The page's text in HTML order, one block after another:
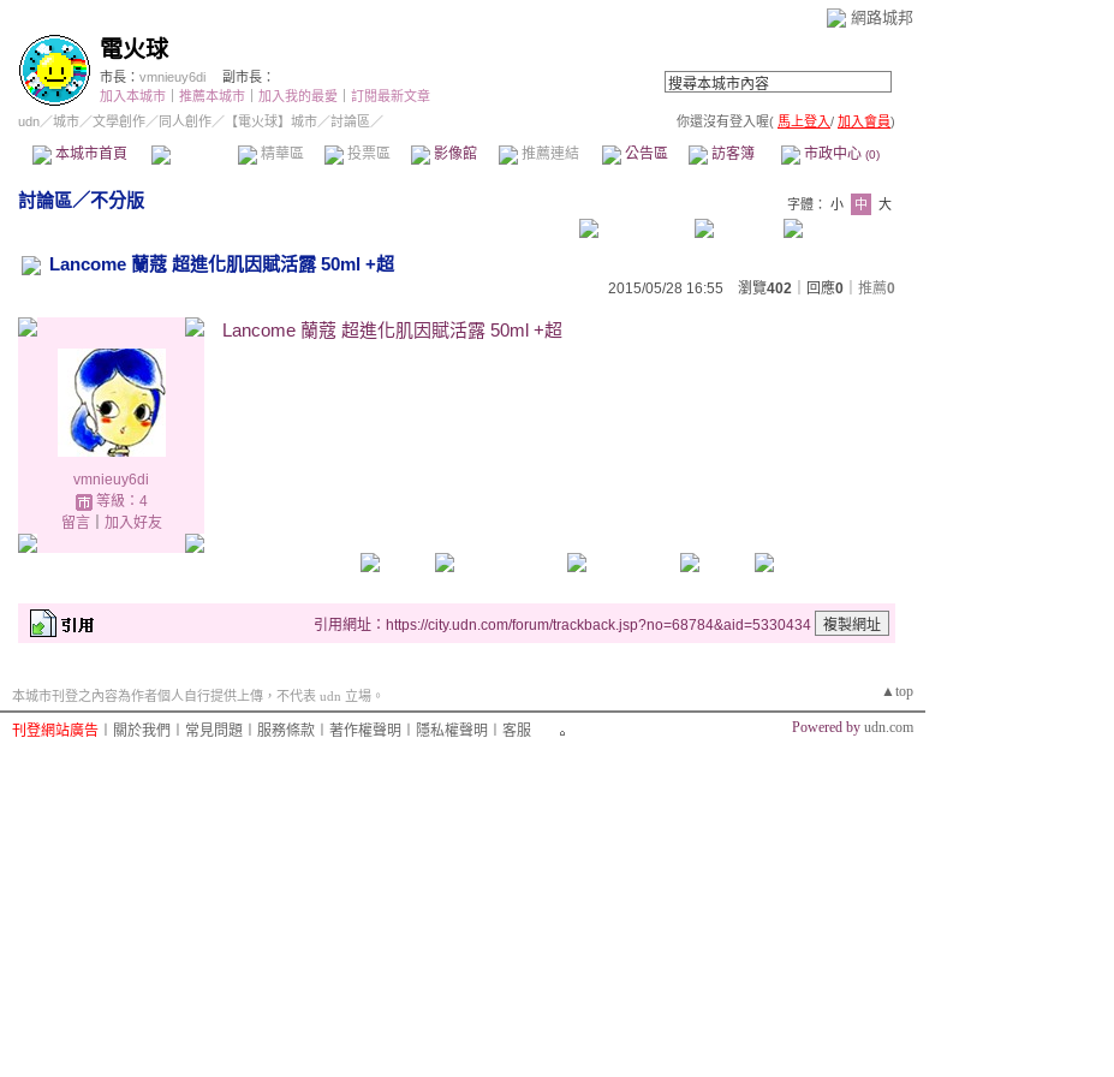
網路城邦
電火球
市長： vmnieuy6di
副市長：
加入本城市
推薦本城市 加入我的最愛
訂閱最新文章
udn／城市／文學創作／同人創作／ 【電火球】城市／討論區／ 你還沒有登入喔( 馬上登入/ 加入會員)
本城市首頁 精華區 投票區 影像館 推薦連結 公告區 訪客簿 市政中心 (0)
討論區／不分版 字體： 小 中 大
Lancome 蘭蔻 超進化肌因賦活露 50ml +超
2015/05/28 16:55 瀏覽402 ｜回應0 推薦0
vmnieuy6di
等級：4
留言｜ 加入好友
Lancome 蘭蔻 超進化肌因賦活露 50ml +超
引用網址：https://city.udn.com/forum/trackback.jsp?no=68784&aid=5330434
▲top
本城市刊登之內容為作者個人自行提供上傳，不代表 udn 立場。
刊登網站廣告 關於我們 常見問題 服務條款 著作權聲明 隱私權聲明 客服 Powered by udn.com